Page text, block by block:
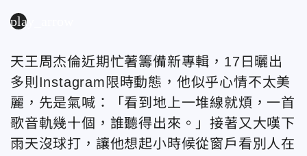
play_arrow
天王周杰倫近期忙著籌備新專輯，17日曬出
多則Instagram限時動態，他似乎心情不太美
麗，先是氣喊：「看到地上一堆線就煩，一首
歌音軌幾十個，誰聽得出來。」接著又大嘆下
雨天沒球打，讓他想起小時候從窗戶看別人在